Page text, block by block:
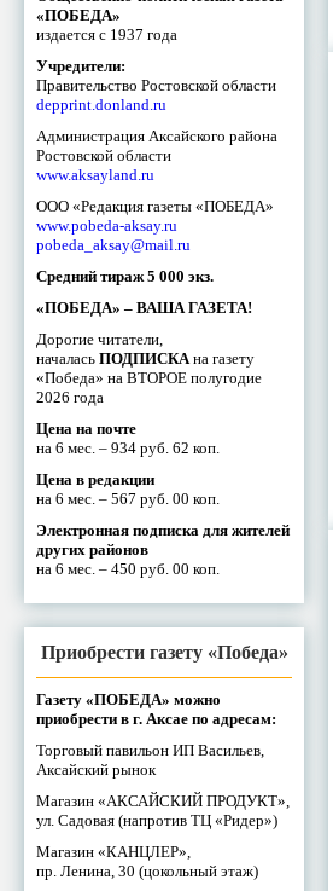
«ПОБЕДА»
издается с 1937 года
Учредители:
Правительство Ростовской области
depprint.donland.ru
Администрация Аксайского района
Ростовской области
www.aksayland.ru
ООО «Редакция газеты «ПОБЕДА»
www.pobeda-aksay.ru
pobeda_aksay@mail.ru
Средний тираж 5 000 экз.
«ПОБЕДА» – ВАША ГАЗЕТА!
Дорогие читатели,
началась ПОДПИСКА на газету
«Победа» на ВТОРОЕ полугодие
2026 года
Цена на почте
на 6 мес. – 934 руб. 62 коп.
Цена в редакции
на 6 мес. – 567 руб. 00 коп.
Электронная подписка для жителей
других районов
на 6 мес. – 450 руб. 00 коп.
Приобрести газету «Победа»
Газету «ПОБЕДА» можно
приобрести в г. Аксае по адресам:
Торговый павильон ИП Васильев,
Аксайский рынок
Магазин «АКСАЙСКИЙ ПРОДУКТ»,
ул. Садовая (напротив ТЦ «Ридер»)
Магазин «КАНЦЛЕР»,
пр. Ленина, 30 (цокольный этаж)